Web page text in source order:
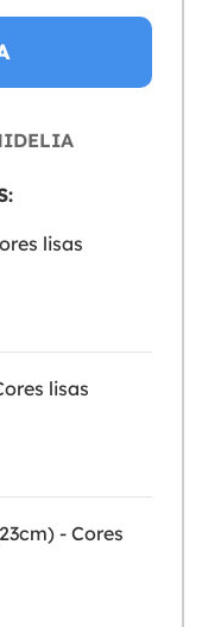
lisas
lisas
- Cores